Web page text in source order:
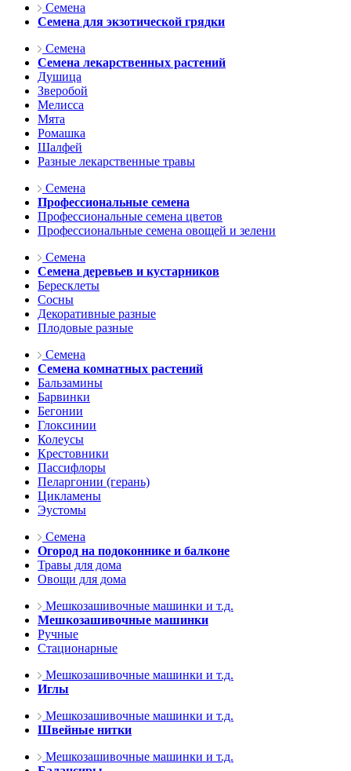
Семена
Семена для экзотической грядки
Семена
Семена лекарственных растений
Душица
Зверобой
Мелисса
Мята
Ромашка
Шалфей
Разные лекарственные травы
Семена
Профессиональные семена
Профессиональные семена цветов
Профессиональные семена овощей и зелени
Семена
Семена деревьев и кустарников
Бересклеты
Сосны
Декоративные разные
Плодовые разные
Семена
Семена комнатных растений
Бальзамины
Барвинки
Бегонии
Глоксинии
Колеусы
Крестовники
Пассифлоры
Пеларгонии (герань)
Цикламены
Эустомы
Семена
Огород на подоконнике и балконе
Травы для дома
Овощи для дома
Мешкозашивочные машинки и т.д.
Мешкозашивочные машинки
Ручные
Стационарные
Мешкозашивочные машинки и т.д.
Иглы
Мешкозашивочные машинки и т.д.
Швейные нитки
Мешкозашивочные машинки и т.д.